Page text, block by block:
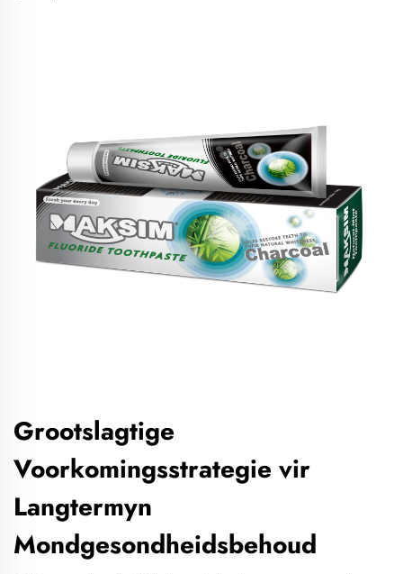
Grootslagtige
Voorkomingsstrategie vir
Langtermyn
Mondgesondheidsbehoud